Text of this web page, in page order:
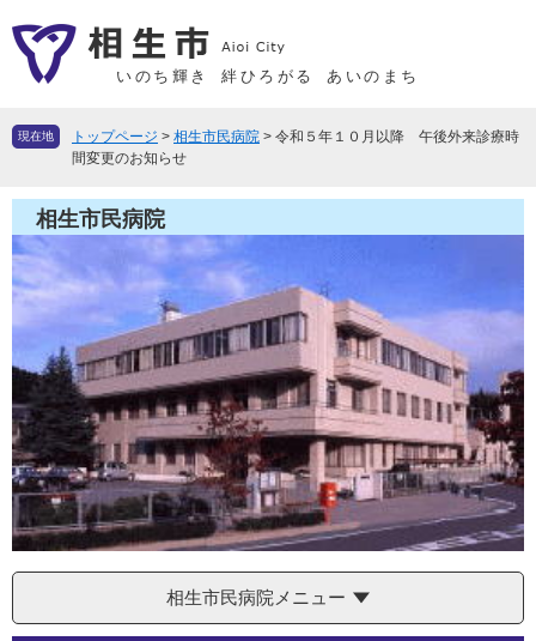
ー
先
。
ニ
を
て
本
文
へ
いのち輝き 絆ひろがる あいのまち
現在地 トップページ > 相生市民病院 > 令和５年１０月以降 午後外来診療時
間変更のお知らせ
相生市民病院
相生市民病院メニュー